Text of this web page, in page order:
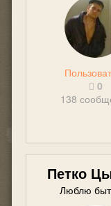
0
138
Петко
Люблю